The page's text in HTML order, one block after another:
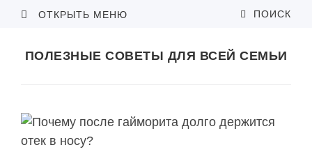
ОТКРЫТЬ МЕНЮ ПОИСК
ПОЛЕЗНЫЕ СОВЕТЫ ДЛЯ ВСЕЙ СЕМЬИ